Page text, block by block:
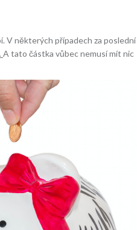
V některých případech za poslední
A tato částka vůbec nemusí mít nic